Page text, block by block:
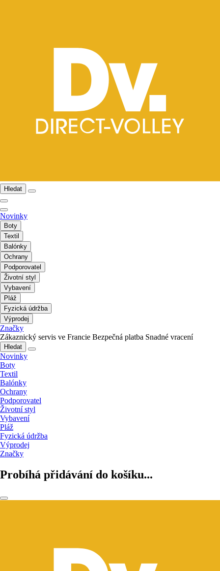
Hledat
Novinky
Boty
Textil
Balónky
Ochrany
Podporovatel
Životní styl
Vybavení
Pláž
Fyzická údržba
Výprodej
Značky
Zákaznický servis ve Francie Bezpečná platba Snadné vracení
Hledat
Novinky
Boty
Textil
Balónky
Ochrany
Podporovatel
Životní styl
Vybavení
Pláž
Fyzická údržba
Výprodej
Značky
Probíhá přidávání do košíku...